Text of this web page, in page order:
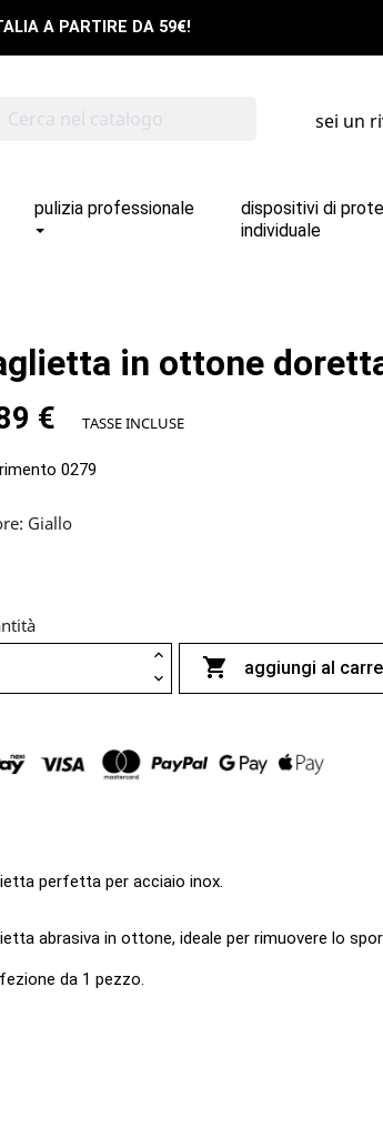
A PARTIRE DA 59€!
sei un
pulizia professionale
dispositivi di
individuale
in ottone
€ TASSE INCLUSE
0279
Giallo
 aggiungi al
perfetta per acciaio inox.
abrasiva in ottone, ideale per rimuovere lo
da 1 pezzo.